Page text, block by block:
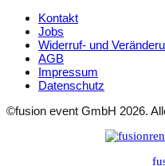
Kontakt
Jobs
Widerruf- und
AGB
Impressum
Datenschutz
©fusion event GmbH 2026.